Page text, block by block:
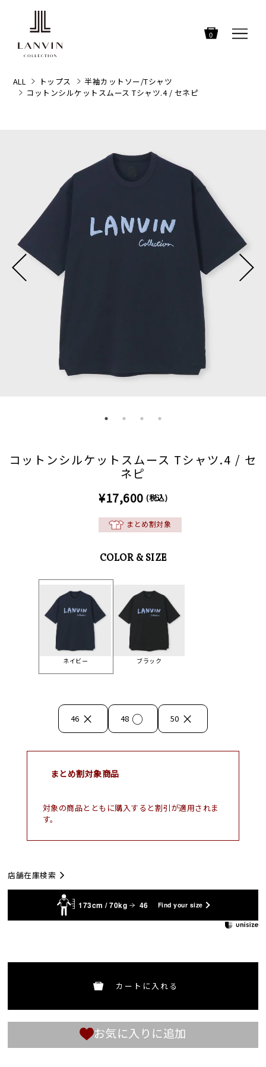
0
ALL トップス
半袖カットソー/Tシャツ
コットンシルケットスムース Tシャツ.4 / セネピ
コットンシルケットスムース Tシャツ.4 / セ
ネピ
¥17,600 (税込)
まとめ割対象
COLOR & SIZE
ネイビー ブラック
46 × 48 ○ 50 ×
まとめ割対象商品
対象の商品とともに購入すると割引が適用されま
す。
店舗在庫検索
173cm / 70kg 46 Find your size
カートに入れる
お気に入りに追加